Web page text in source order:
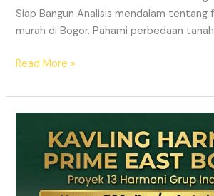
Siap Bangun Analisis mendalam tentang
murah di Bogor. Pahami perbedaan
Read More »
Hanjawong
Puncak
Bogor